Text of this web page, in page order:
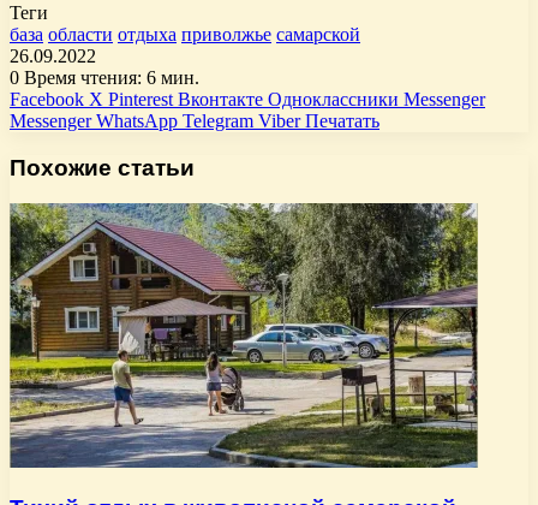
Теги
база области отдыха приволжье самарской
26.09.2022
0 Время чтения: 6 мин.
Facebook X Pinterest Вконтакте Одноклассники Messenger
Messenger WhatsApp Telegram Viber Печатать
Похожие статьи